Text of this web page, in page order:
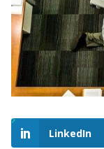
LinkedIn